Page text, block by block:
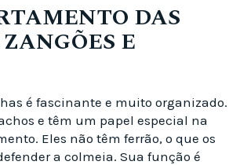
DAS
E
é fascinante e muito organizado.
e têm um papel especial na
Eles não têm ferrão, o que os
a colmeia. Sua função é